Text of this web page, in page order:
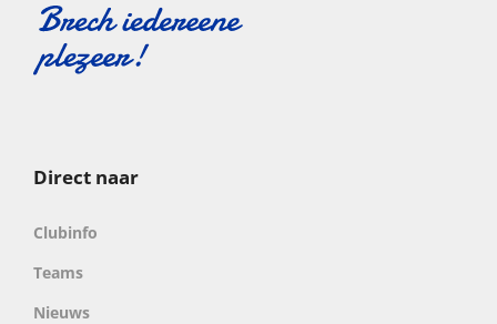
Direct naar
Clubinfo
Teams
Nieuws